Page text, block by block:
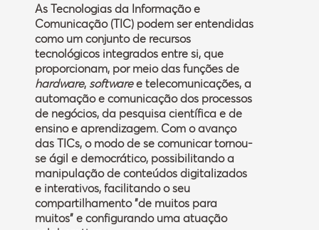
As Tecnologias da Informação e
Comunicação (TIC) podem ser entendidas
como um conjunto de recursos
tecnológicos integrados entre si, que
proporcionam, por meio das funções de
hardware, softwaree telecomunicações, a
automação e comunicação dos processos
de negócios, da pesquisa científica e de
ensino e aprendizagem. Com o avanço
das TICs, o modo de se comunicar tornou-
se ágil e democrático, possibilitando a
manipulação de conteúdos digitalizados
e interativos, facilitando o seu
compartilhamento "de muitos para
muitos" e configurando uma atuação